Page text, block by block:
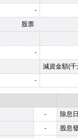
-
股票
-
減資金額(千
-
- 除息日
- 股息